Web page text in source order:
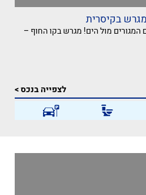
בקיסרית
המגורים מול הים! מגרש בקו החוף –
לצפייה בנכס >